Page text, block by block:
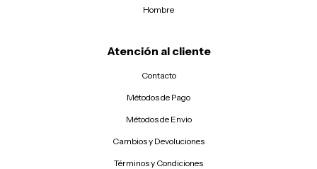
Hombre
Atención al cliente
Contacto
Métodos de Pago
Métodos de Envio
Cambios y Devoluciones
Términos y Condiciones